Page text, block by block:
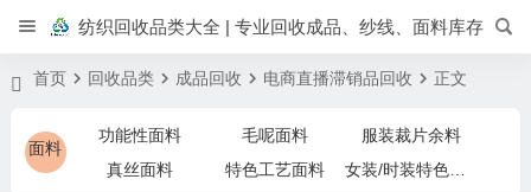
纺织回收品类大全 | 专业回收成品、纱线、面料库存
首页 回收品类 成品回收 电商直播滞销品回收 正文
面料
功能性面料 毛呢面料
服装裁片余料
真丝面料
特色工艺面料